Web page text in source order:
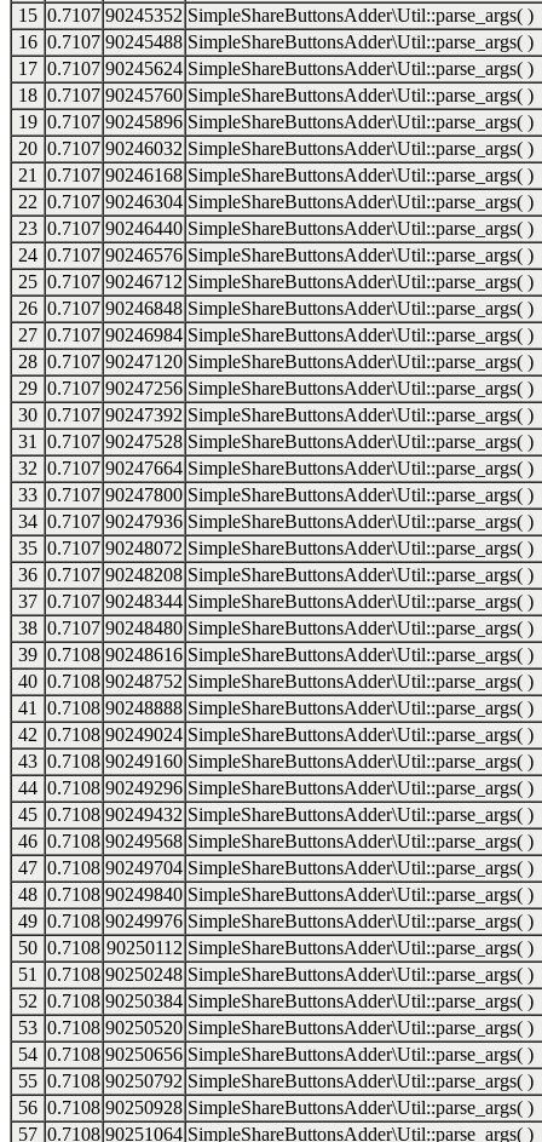
15 0.7107 90245352 SimpleShareButtonsAdder\Util::parse_args( )
16 0.7107 90245488 SimpleShareButtonsAdder\Util::parse_args( )
17 0.7107 90245624 SimpleShareButtonsAdder\Util::parse_args( )
18 0.7107 90245760 SimpleShareButtonsAdder\Util::parse_args( )
19 0.7107 90245896 SimpleShareButtonsAdder\Util::parse_args( )
20 0.7107 90246032 SimpleShareButtonsAdder\Util::parse_args( )
21
0.7107 90246168 SimpleShareButtonsAdder\Util::parse_args( )
22 0.7107 90246304 SimpleShareButtonsAdder\Util::parse_args( )
23 0.7107 90246440 SimpleShareButtonsAdder\Util::parse_args( )
24 0.7107 90246576 SimpleShareButtonsAdder\Util::parse_args( )
25 0.7107 90246712 SimpleShareButtonsAdder\Util::parse_args( )
26 0.7107 90246848 SimpleShareButtonsAdder\Util::parse_args( )
27 0.7107 90246984 SimpleShareButtonsAdder\Util::parse_args( )
28 0.7107 90247120 SimpleShareButtonsAdder\Util::parse_args( )
29 0.7107 90247256 SimpleShareButtonsAdder\Util::parse_args( )
30 0.7107 90247392 SimpleShareButtonsAdder\Util::parse_args( )
31
0.7107 90247528 SimpleShareButtonsAdder\Util::parse_args( )
32 0.7107 90247664 SimpleShareButtonsAdder\Util::parse_args( )
33 0.7107 90247800 SimpleShareButtonsAdder\Util::parse_args( )
34 0.7107 90247936 SimpleShareButtonsAdder\Util::parse_args( )
35 0.7107 90248072 SimpleShareButtonsAdder\Util::parse_args( )
36 0.7107 90248208 SimpleShareButtonsAdder\Util::parse_args( )
37 0.7107 90248344 SimpleShareButtonsAdder\Util::parse_args( )
38 0.7107 90248480 SimpleShareButtonsAdder\Util::parse_args( )
39 0.7108 90248616 SimpleShareButtonsAdder\Util::parse_args( )
40 0.7108 90248752 SimpleShareButtonsAdder\Util::parse_args( )
41
0.7108 90248888 SimpleShareButtonsAdder\Util::parse_args( )
42 0.7108 90249024 SimpleShareButtonsAdder\Util::parse_args( )
43 0.7108 90249160 SimpleShareButtonsAdder\Util::parse_args( )
44 0.7108 90249296 SimpleShareButtonsAdder\Util::parse_args( )
45 0.7108 90249432 SimpleShareButtonsAdder\Util::parse_args( )
46 0.7108 90249568 SimpleShareButtonsAdder\Util::parse_args( )
47 0.7108 90249704 SimpleShareButtonsAdder\Util::parse_args( )
48 0.7108 90249840 SimpleShareButtonsAdder\Util::parse_args( )
49 0.7108 90249976 SimpleShareButtonsAdder\Util::parse_args( )
50 0.7108 90250112 SimpleShareButtonsAdder\Util::parse_args( )
51
0.7108 90250248 SimpleShareButtonsAdder\Util::parse_args( )
52 0.7108 90250384 SimpleShareButtonsAdder\Util::parse_args( )
53 0.7108 90250520 SimpleShareButtonsAdder\Util::parse_args( )
54 0.7108 90250656 SimpleShareButtonsAdder\Util::parse_args( )
55 0.7108 90250792 SimpleShareButtonsAdder\Util::parse_args( )
56 0.7108 90250928 SimpleShareButtonsAdder\Util::parse_args( )
57 0.7108 90251064 SimpleShareButtonsAdder\Util::parse_args( )